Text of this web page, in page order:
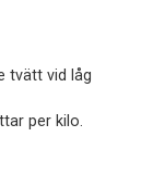
tvätt vid låg
per kilo.